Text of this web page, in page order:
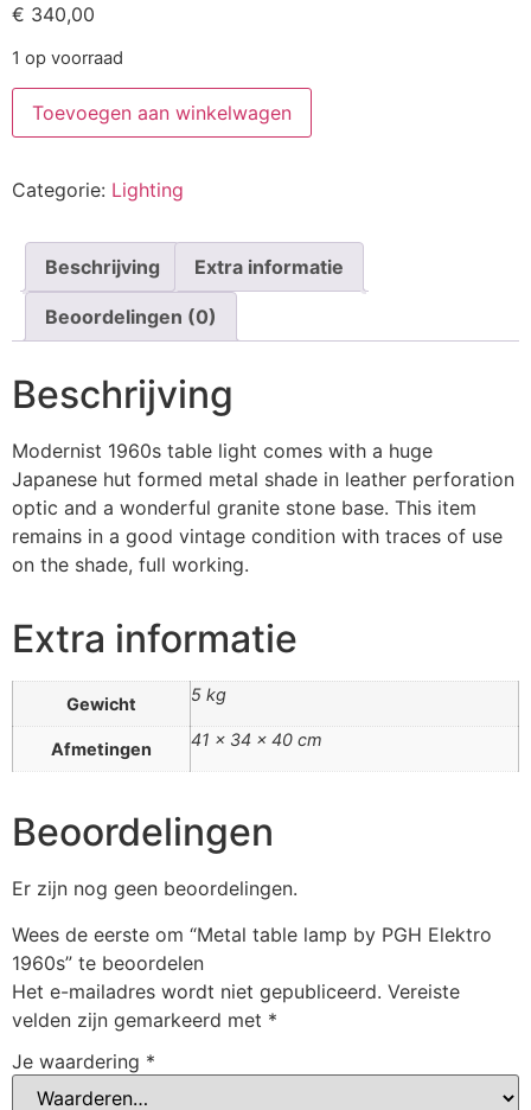
€ 340,00
1 op voorraad
Toevoegen aan winkelwagen
Categorie: Lighting
Beschrijving Extra informatie
Beoordelingen (0)
Beschrijving
Modernist 1960s table light comes with a huge
Japanese hut formed metal shade in leather perforation
optic and a wonderful granite stone base. This item
remains in a good vintage condition with traces of use
on the shade, full working.
Extra informatie
Gewicht 5 kg
Afmetingen 41 × 34 × 40 cm
Beoordelingen
Er zijn nog geen beoordelingen.
Wees de eerste om “Metal table lamp by PGH Elektro
1960s” te beoordelen
Het e-mailadres wordt niet gepubliceerd. Vereiste
velden zijn gemarkeerd met *
Je waardering *